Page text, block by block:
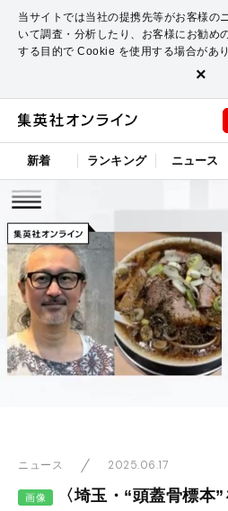
当サイトでは当社の提携先等がお客様の
いて調査・分析したり、お客様にお勧め
する目的で Cookie を使用する場合があり
×
新着 ランキング ニュース
ニュース 2025.06.17
画像
〈埼玉・“頭蓋骨標本